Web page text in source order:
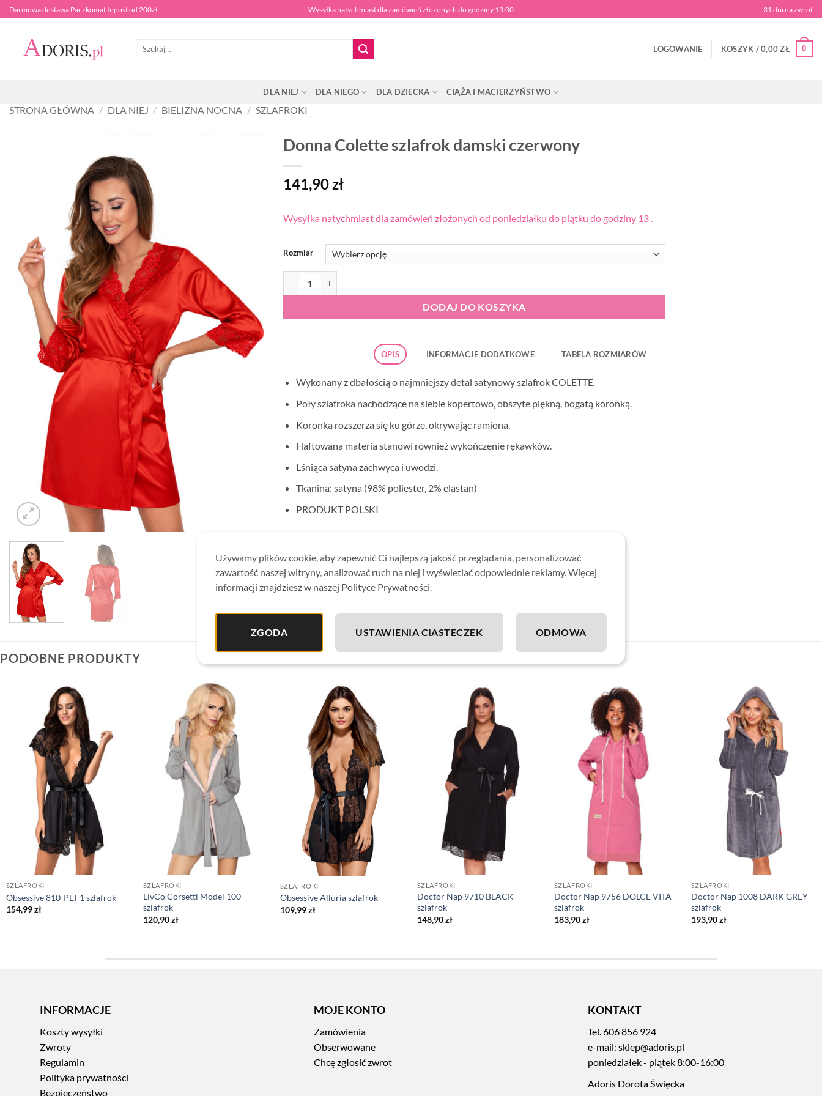
Przewiń
do
zawartości
Darmowa dostawa Paczkomat Inpost od 200zł Wysyłka natychmiast dla zamówień złożonych do godziny 13:00 31 dni na zwrot
Szukaj:
LOGOWANIE KOSZYK /0,00ZŁ 0
DLA NIEJ DLA NIEGO DLA DZIECKA CIĄŻA I MACIERZYŃSTWO
STRONA GŁÓWNA / DLA NIEJ / BIELIZNA NOCNA / SZLAFROKI
Donna Colette szlafrok damski czerwony
141,90zł
Wysyłka natychmiast dla zamówień złożonych od poniedziałku do piątku do godziny 13 .
Rozmiar
DODAJ DO KOSZYKA
OPIS INFORMACJE DODATKOWE TABELA ROZMIARÓW
Wykonany z dbałością o najmniejszy detal satynowy szlafrok COLETTE.
Poły szlafroka nachodzące na siebie kopertowo, obszyte piękną, bogatą koronką.
Koronka rozszerza się ku górze, okrywając ramiona.
Haftowana materia stanowi również wykończenie rękawków.
Lśniąca satyna zachwyca i uwodzi.
Tkanina: satyna (98% poliester, 2% elastan)
PRODUKT POLSKI
PODOBNE PRODUKTY
SZLAFROKI
Obsessive 810-PEI-1 szlafrok
154,99zł
SZLAFROKI
LivCo Corsetti Model 100
szlafrok
120,90zł
SZLAFROKI
Obsessive Alluria szlafrok
109,99zł
SZLAFROKI
Doctor Nap 9710 BLACK
szlafrok
148,90zł
SZLAFROKI
Doctor Nap 9756 DOLCE VITA
szlafrok
183,90zł
SZLAFROKI
Doctor Nap 1008 DARK GREY
szlafrok
193,90zł
INFORMACJE
Koszty wysyłki
Zwroty
Regulamin
Polityka prywatności
Bezpieczeństwo
MOJE KONTO
Zamówienia
Obserwowane
Chcę zgłosić zwrot
KONTAKT
Tel.606 856 924
e-mail: sklep@adoris.pl
poniedziałek - piątek 8:00-16:00
Adoris Dorota Święcka
Używamy plików cookie, aby zapewnić Ci najlepszą jakość przeglądania, personalizować
zawartość naszej witryny, analizować ruch na niej i wyświetlać odpowiednie reklamy. Więcej
informacji znajdziesz w naszej Polityce Prywatności.
ZGODA USTAWIENIA CIASTECZEK ODMOWA